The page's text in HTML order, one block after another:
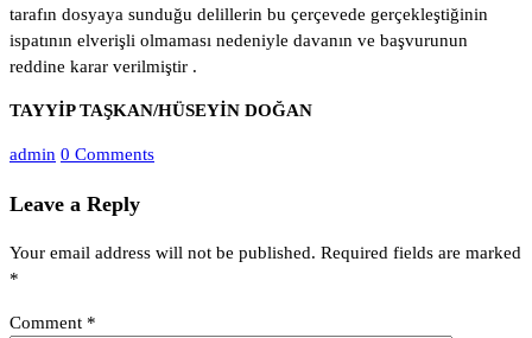
tarafın dosyaya sunduğu delillerin bu çerçevede gerçekleştiğinin
ispatının elverişli olmaması nedeniyle davanın ve başvurunun
reddine karar verilmiştir .
TAYYİP TAŞKAN/HÜSEYİN DOĞAN
admin 0 Comments
Leave a Reply
Your email address will not be published. Required fields are marked
*
Comment *